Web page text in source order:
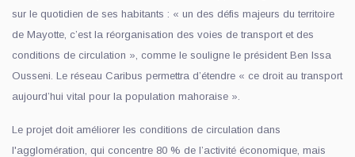
sur le quotidien de ses habitants : « un des défis majeurs du territoire
de Mayotte, c’est la réorganisation des voies de transport et des
conditions de circulation », comme le souligne le président Ben Issa
Ousseni. Le réseau Caribus permettra d’étendre « ce droit au transport
aujourd’hui vital pour la population mahoraise ».
Le projet doit améliorer les conditions de circulation dans
l'agglomération, qui concentre 80 % de l’activité économique, mais